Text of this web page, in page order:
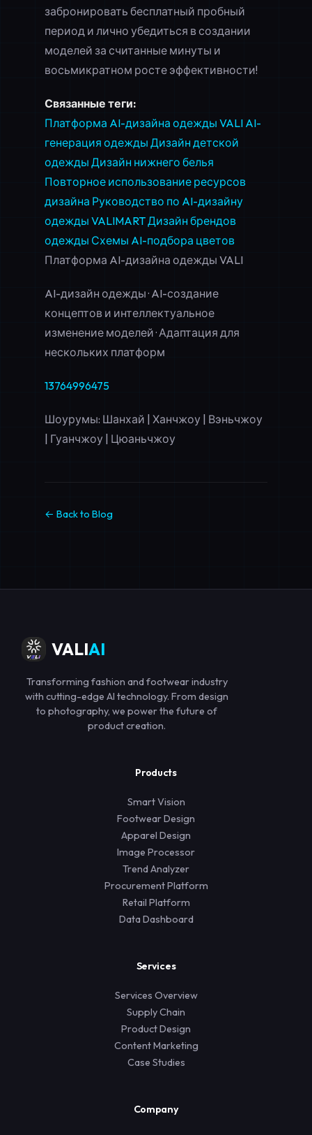
забронировать бесплатный пробный
период и лично убедиться в создании
моделей за считанные минуты и
восьмикратном росте эффективности!
Связанные теги:
Платформа AI-дизайна одежды VALI AI-
генерация одежды Дизайн детской
одежды Дизайн нижнего белья
Повторное использование ресурсов
дизайна Руководство по AI-дизайну
одежды VALIMARTДизайн брендов
одежды Схемы AI-подбора цветов
Платформа AI-дизайна одежды VALI
AI-дизайн одежды · AI-создание
концептов и интеллектуальное
изменение моделей · Адаптация для
нескольких платформ
13764996475
Шоурумы: Шанхай | Ханчжоу | Вэньчжоу
| Гуанчжоу | Цюаньчжоу
← Back to Blog
VALIAI
Transforming fashion and footwear industry
with cutting-edge AI technology. From design
to photography, we power the future of
product creation.
Products
Smart Vision
Footwear Design
Apparel Design
Image Processor
Trend Analyzer
Procurement Platform
Retail Platform
Data Dashboard
Services
Services Overview
Supply Chain
Product Design
Content Marketing
Case Studies
Company